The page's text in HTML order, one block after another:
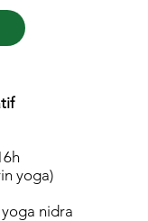
yoga)
nidra